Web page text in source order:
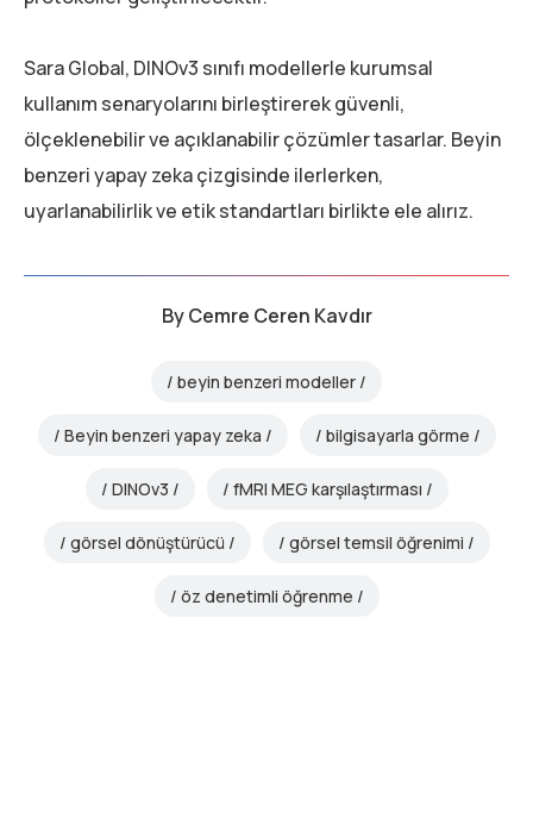
Sara Global, DINOv3 sınıfı modellerle kurumsal
kullanım senaryolarını birleştirerek güvenli,
ölçeklenebilir ve açıklanabilir çözümler tasarlar. Beyin
benzeri yapay zeka çizgisinde ilerlerken,
uyarlanabilirlik ve etik standartları birlikte ele alırız.
ByCemre Ceren Kavdır
beyin benzeri modeller
Beyin benzeri yapay zeka bilgisayarla görme
DINOv3 fMRI MEG karşılaştırması
görsel dönüştürücü görsel temsil öğrenimi
öz denetimli öğrenme